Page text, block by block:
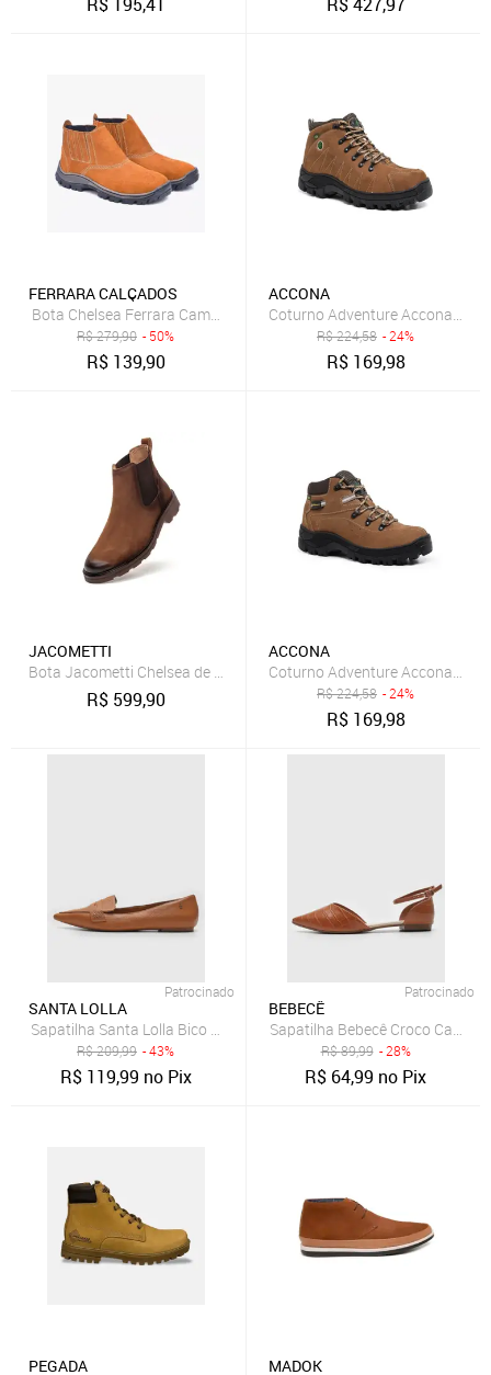
FERRARA CALÇADOS
Bota Chelsea Ferrara Camel Couro Masculino
R$279,90 - 50%
R$ 139,90
ACCONA
Coturno Adventure Accona Em
R$224,58 - 24%
R$ 169,98
JACOMETTI
Bota Jacometti Chelsea de Couro Tan
R$ 599,90
ACCONA
Coturno Adventure Accona em
R$224,58 - 24%
R$ 169,98
Patrocinado
SANTA LOLLA
Sapatilha Santa Lolla Bico Fino Caramelo
R$209,99 - 43%
R$ 119,99 no Pix
Patrocinado
BEBECÊ
Sapatilha Bebecê Croco
R$89,99 - 28%
R$ 64,99 no Pix
PEGADA MADOK